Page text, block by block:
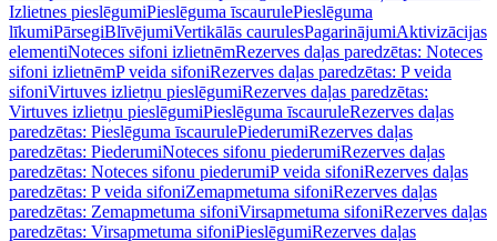
Izlietnes pieslēgumiPieslēguma īscaurulePieslēguma
līkumiPārsegiBlīvējumiVertikālās caurulesPagarinājumiAktivizācijas
elementiNoteces sifoni izlietnēmRezerves daļas paredzētas: Noteces
sifoni izlietnēmP veida sifoniRezerves daļas paredzētas: P veida
sifoniVirtuves izlietņu pieslēgumiRezerves daļas paredzētas:
Virtuves izlietņu pieslēgumiPieslēguma īscauruleRezerves daļas
paredzētas: Pieslēguma īscaurulePiederumiRezerves daļas
paredzētas: PiederumiNoteces sifonu piederumiRezerves daļas
paredzētas: Noteces sifonu piederumiP veida sifoniRezerves daļas
paredzētas: P veida sifoniZemapmetuma sifoniRezerves daļas
paredzētas: Zemapmetuma sifoniVirsapmetuma sifoniRezerves daļas
paredzētas: Virsapmetuma sifoniPieslēgumiRezerves daļas